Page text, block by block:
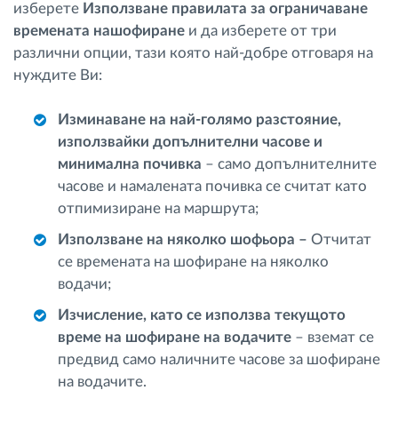
изберете Използване правилата за ограничаване
времената нашофиране и да изберете от три
различни опции, тази която най-добре отговаря на
нуждите Ви:
Изминаване на най-голямо разстояние,
използвайки допълнителни часове и
минимална почивка – само допълнителните
часове и намалената почивка се считат като
отпимизиране на маршрута;
Използване на няколко шофьора – Отчитат
се времената на шофиране на няколко
водачи;
Изчисление, като се използва текущото
време на шофиране на водачите – вземат се
предвид само наличните часове за шофиране
на водачите.